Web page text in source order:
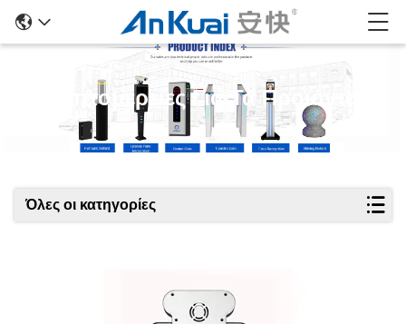
Λεπτομέρειες Για Τα Προϊόντα
Όλες οι κατηγορίες